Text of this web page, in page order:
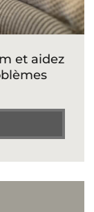
et aidez